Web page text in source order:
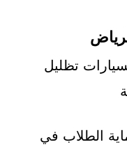
تظليل
الطلاب في